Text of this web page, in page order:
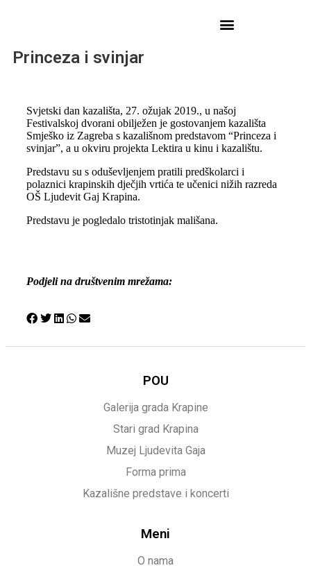
Princeza i svinjar
Svjetski dan kazališta, 27. ožujak 2019., u našoj
Festivalskoj dvorani obilježen je gostovanjem kazališta
Smješko iz Zagreba s kazališnom predstavom “Princeza i
svinjar”, a u okviru projekta Lektira u kinu i kazalištu.
Predstavu su s oduševljenjem pratili predškolarci i
polaznici krapinskih dječjih vrtića te učenici nižih razreda
OŠ Ljudevit Gaj Krapina.
Predstavu je pogledalo tristotinjak mališana.
Podjeli na društvenim mrežama:
POU
Galerija grada Krapine
Stari grad Krapina
Muzej Ljudevita Gaja
Forma prima
Kazališne predstave i koncerti
Meni
O nama